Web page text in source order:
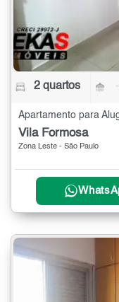
2 quartos
Vila Formosa
Zona Leste - São Paulo